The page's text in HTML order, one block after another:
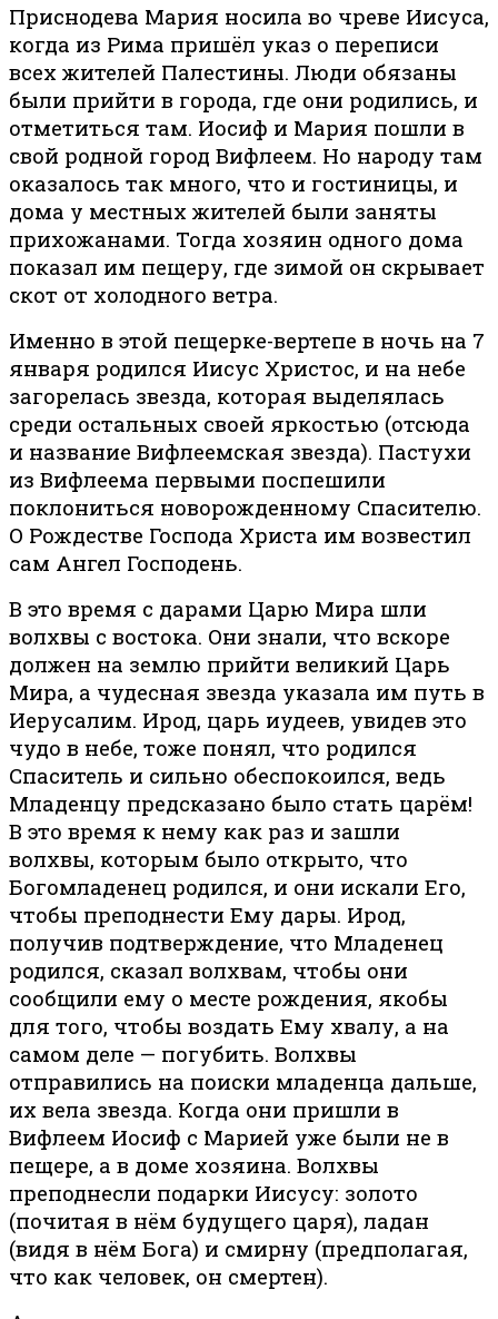
Приснодева Мария носила во чреве Иисуса,
когда из Рима пришёл указ о переписи
всех жителей Палестины. Люди обязаны
были прийти в города, где они родились, и
отметиться там. Иосиф и Мария пошли в
свой родной город Вифлеем. Но народу там
оказалось так много, что и гостиницы, и
дома у местных жителей были заняты
прихожанами. Тогда хозяин одного дома
показал им пещеру, где зимой он скрывает
скот от холодного ветра.
Именно в этой пещерке-вертепе в ночь на 7
января родился Иисус Христос, и на небе
загорелась звезда, которая выделялась
среди остальных своей яркостью (отсюда
и название Вифлеемская звезда). Пастухи
из Вифлеема первыми поспешили
поклониться новорожденному Спасителю.
О Рождестве Господа Христа им возвестил
сам Ангел Господень.
В это время с дарами Царю Мира шли
волхвы с востока. Они знали, что вскоре
должен нa землю прийти великий Царь
Мира, а чудесная звезда указала им путь в
Иерусалим. Ирод, царь иудеев, увидев это
чудо в небе, тоже понял, что родился
Спаситель и сильно обеспокоился, ведь
Младенцу предсказано было стать царём!
В это время к нему как раз и зашли
волхвы, которым было открыто, что
Богомладенец родился, и они искали Его,
чтобы преподнести Ему дары. Ирод,
получив подтверждение, что Младенец
родился, сказал волхвам, чтобы они
сообщили ему о месте рождения, якобы
для того, чтобы воздать Ему хвалу, а на
самом деле — погубить. Волхвы
отправились на поиски младенца дальше,
их вела звезда. Когда они пришли в
Вифлеем Иосиф с Марией уже были не в
пещере, а в доме хозяина. Волхвы
преподнесли подарки Иисусу: золото
(почитая в нём будущего царя), ладан
(видя в нём Бога) и смирну (предполагая,
что как человек, он смертен).